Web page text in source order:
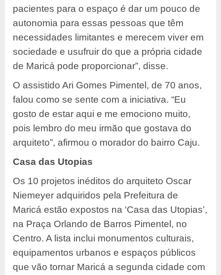
pacientes para o espaço é dar um pouco de
autonomia para essas pessoas que têm
necessidades limitantes e merecem viver em
sociedade e usufruir do que a própria cidade
de Maricá pode proporcionar”, disse.
O assistido Ari Gomes Pimentel, de 70 anos,
falou como se sente com a iniciativa. “Eu
gosto de estar aqui e me emociono muito,
pois lembro do meu irmão que gostava do
arquiteto”, afirmou o morador do bairro Caju.
Casa das Utopias
Os 10 projetos inéditos do arquiteto Oscar
Niemeyer adquiridos pela Prefeitura de
Maricá estão expostos na ‘Casa das Utopias’,
na Praça Orlando de Barros Pimentel, no
Centro. A lista inclui monumentos culturais,
equipamentos urbanos e espaços públicos
que vão tornar Maricá a segunda cidade com